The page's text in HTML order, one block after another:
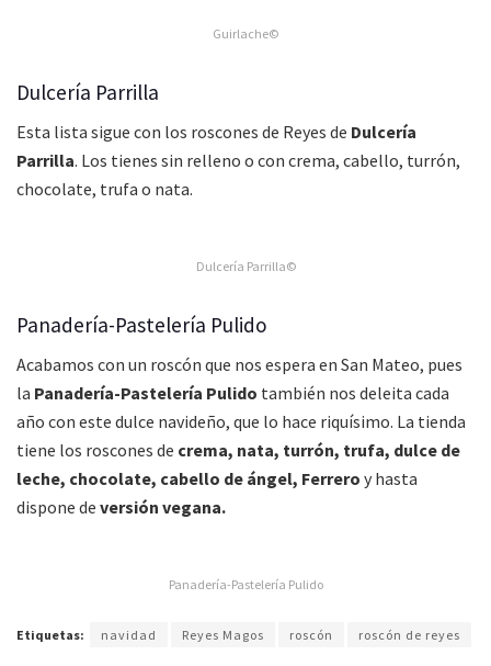
Guirlache©
Dulcería Parrilla
Esta lista sigue con los roscones de Reyes de Dulcería
Parrilla. Los tienes sin relleno o con crema, cabello, turrón,
chocolate, trufa o nata.
Dulcería Parrilla©
Panadería-Pastelería Pulido
Acabamos con un roscón que nos espera en San Mateo, pues
la Panadería-Pastelería Pulido también nos deleita cada
año con este dulce navideño, que lo hace riquísimo. La tienda
tiene los roscones de crema, nata, turrón, trufa, dulce de
leche, chocolate, cabello de ángel, Ferrero y hasta
dispone de versión vegana.
Panadería-Pastelería Pulido
Etiquetas: navidad Reyes Magos roscón roscón de reyes